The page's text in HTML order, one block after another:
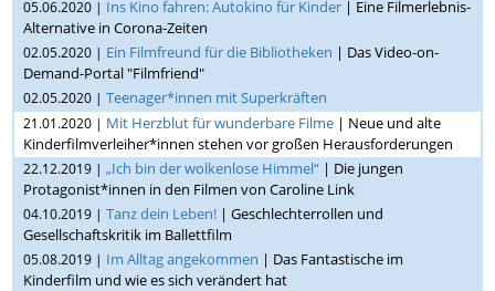
05.06.2020 | Ins Kino fahren: Autokino für Kinder | Eine Filmerlebnis-
Alternative in Corona-Zeiten
02.05.2020 | Ein Filmfreund für die Bibliotheken | Das Video-on-
Demand-Portal "Filmfriend"
02.05.2020 |Teenager*innen mit Superkräften
21.01.2020 | Mit Herzblut für wunderbare Filme | Neue und alte
Kinderfilmverleiher*innen stehen vor großen Herausforderungen
22.12.2019 |„Ich bin der wolkenlose Himmel“ | Die jungen
Protagonist*innen in den Filmen von Caroline Link
04.10.2019 |Tanz dein Leben! | Geschlechterrollen und
Gesellschaftskritik im Ballettfilm
05.08.2019 | Im Alltag angekommen | Das Fantastische im
Kinderfilm und wie es sich verändert hat